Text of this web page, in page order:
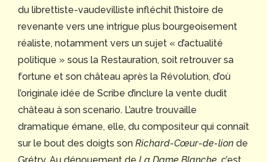
du librettiste-vaudevilliste infléchit l’histoire de
revenante vers une intrigue plus bourgeoisement
réaliste, notamment vers un sujet « d’actualité
politique » sous la Restauration, soit retrouver sa
fortune et son château après la Révolution, d’où
l’originale idée de Scribe d’inclure la vente dudit
château à son scenario. L’autre trouvaille
dramatique émane, elle, du compositeur qui connaît
sur le bout des doigts son Richard-Cœur-de-lion de